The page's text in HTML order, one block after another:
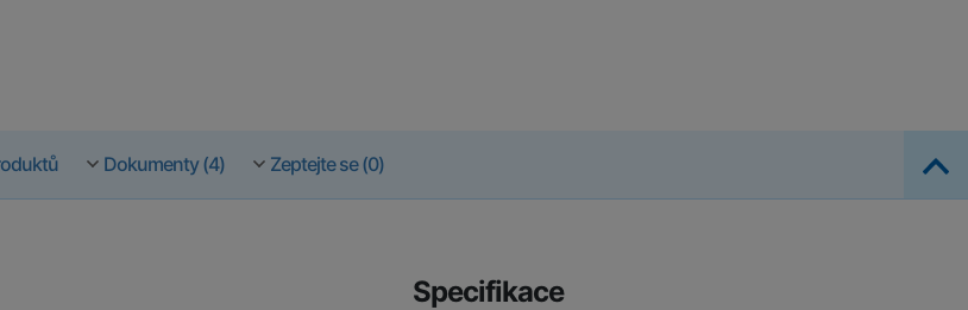
Dokumenty (4) Zeptejte se (0)
Specifikace